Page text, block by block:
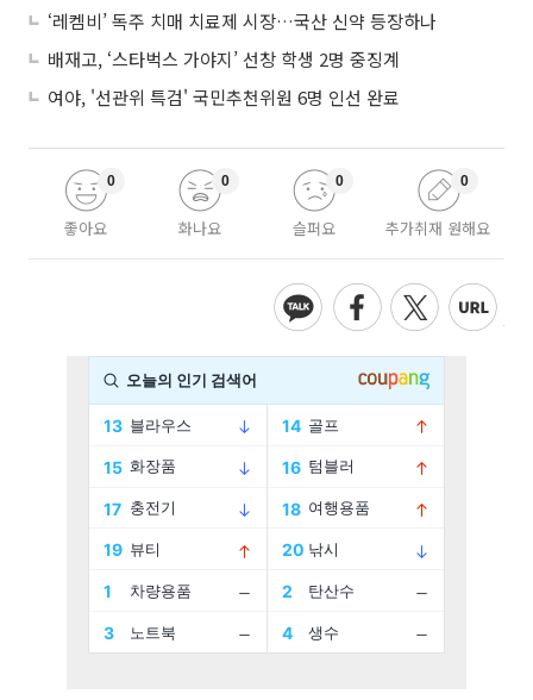
‘레켐비’ 독주 치매 치료제 시장…국산 신약 등장하나
배재고, ‘스타벅스 가야지’ 선창 학생 2명 중징계
여야, '선관위 특검' 국민추천위원 6명 인선 완료
좋아요
0
화나요
0
슬퍼요
0
추가취재 원해요
0